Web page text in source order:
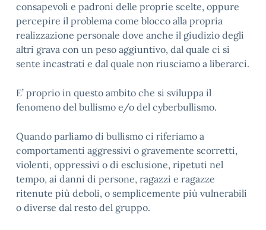
consapevoli e padroni delle proprie scelte, oppure
percepire il problema come blocco alla propria
realizzazione personale dove anche il giudizio degli
altri grava con un peso aggiuntivo, dal quale ci si
sente incastrati e dal quale non riusciamo a liberarci.
E’ proprio in questo ambito che si sviluppa il
fenomeno del bullismo e/o del cyberbullismo.
Quando parliamo di bullismo ci riferiamo a
comportamenti aggressivi o gravemente scorretti,
violenti, oppressivi o di esclusione, ripetuti nel
tempo, ai danni di persone, ragazzi e ragazze
ritenute più deboli, o semplicemente più vulnerabili
o diverse dal resto del gruppo.